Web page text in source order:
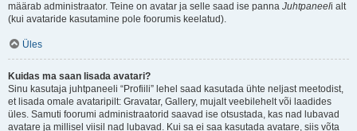
määrab administraator. Teine on avatar ja selle saad ise panna Juhtpaneeli alt
(kui avataride kasutamine pole foorumis keelatud).
Üles
Kuidas ma saan lisada avatari?
Sinu kasutaja juhtpaneeli “Profiili” lehel saad kasutada ühte neljast meetodist,
et lisada omale avataripilt: Gravatar, Gallery, mujalt veebilehelt või laadides
üles. Samuti foorumi administraatorid saavad ise otsustada, kas nad lubavad
avatare ja millisel viisil nad lubavad. Kui sa ei saa kasutada avatare, siis võta